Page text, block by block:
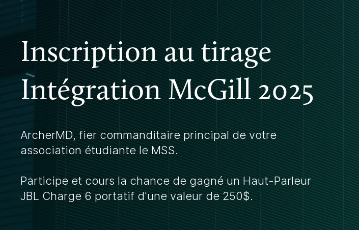
Inscription au tirage
Intégration McGill 2025
ArcherMD, fier commanditaire principal de votre
association étudiante le MSS.
Participe et cours la chance de gagné un Haut-Parleur
JBL Charge 6 portatif d'une valeur de 250$.